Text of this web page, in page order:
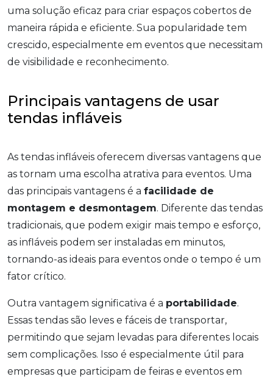
uma solução eficaz para criar espaços cobertos de
maneira rápida e eficiente. Sua popularidade tem
crescido, especialmente em eventos que necessitam
de visibilidade e reconhecimento.
Principais vantagens de usar
tendas infláveis
As tendas infláveis oferecem diversas vantagens que
as tornam uma escolha atrativa para eventos. Uma
das principais vantagens é a facilidade de
montagem e desmontagem. Diferente das tendas
tradicionais, que podem exigir mais tempo e esforço,
as infláveis podem ser instaladas em minutos,
tornando-as ideais para eventos onde o tempo é um
fator crítico.
Outra vantagem significativa é a portabilidade.
Essas tendas são leves e fáceis de transportar,
permitindo que sejam levadas para diferentes locais
sem complicações. Isso é especialmente útil para
empresas que participam de feiras e eventos em